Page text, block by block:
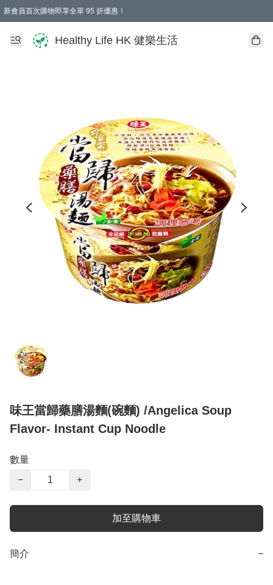
新會員首次購物即享全單 95 折優惠！
Healthy Life HK 健樂生活
味王當歸藥膳湯麵(碗麵) /Angelica Soup
Flavor- Instant Cup Noodle
數量
−
+
加至購物車
簡介 −